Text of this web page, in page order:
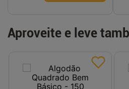
Aproveite e leve